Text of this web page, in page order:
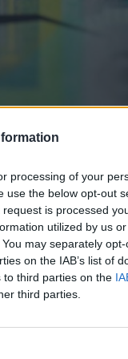
processing of your
use the below opt-out
is processed
utilized by us
may separately
on the IAB’s list of
to third parties on the
third parties.
una
dei collezionisti.
del passato–
molto netti e
rivalutazione
simile a quello di
a un interesse